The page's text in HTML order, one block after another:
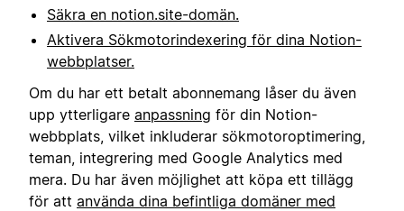
Säkra en notion.site-domän.
Aktivera Sökmotorindexering för dina Notion-
webbplatser.
Om du har ett betalt abonnemang låser du även
upp ytterligare anpassning för din Notion-
webbplats, vilket inkluderar sökmotoroptimering,
teman, integrering med Google Analytics med
mera. Du har även möjlighet att köpa ett tillägg
för att använda dina befintliga domäner med